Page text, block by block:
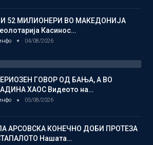
52 МИЛИОНЕРИ ВО МАКЕДОНИЈА
Касинос…
04/08/2026
ГОВОР ОД БАЊА, А ВО
ХАОС Видеото на…
05/08/2026
АРСОВСКА КОНЕЧНО ДОБИ ПРОТЕЗА
Нашата…